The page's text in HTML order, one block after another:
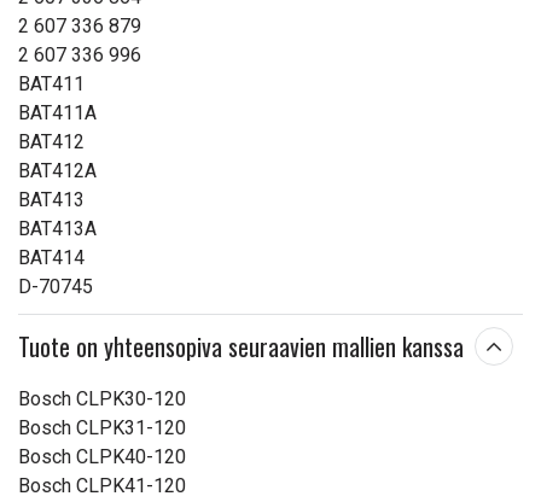
2 607 336 879
2 607 336 996
BAT411
BAT411A
BAT412
BAT412A
BAT413
BAT413A
BAT414
D-70745
Tuote on yhteensopiva seuraavien mallien kanssa
Bosch CLPK30-120
Bosch CLPK31-120
Bosch CLPK40-120
Bosch CLPK41-120